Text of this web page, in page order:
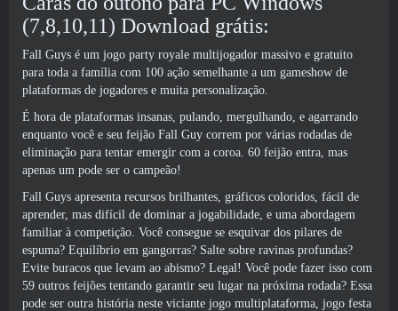
(7,8,10,11) Download grátis:
Fall Guys é um jogo party royale multijogador massivo e gratuito
para toda a família com 100 ação semelhante a um gameshow de
plataformas de jogadores e muita personalização.
É hora de plataformas insanas, pulando, mergulhando, e agarrando
enquanto você e seu feijão Fall Guy correm por várias rodadas de
eliminação para tentar emergir com a coroa. 60 feijão entra, mas
apenas um pode ser o campeão!
Fall Guys apresenta recursos brilhantes, gráficos coloridos, fácil de
aprender, mas difícil de dominar a jogabilidade, e uma abordagem
familiar à competição. Você consegue se esquivar dos pilares de
espuma? Equilíbrio em gangorras? Salte sobre ravinas profundas?
Evite buracos que levam ao abismo? Legal! Você pode fazer isso com
59 outros feijões tentando garantir seu lugar na próxima rodada? Essa
pode ser outra história neste viciante jogo multiplataforma, jogo festa